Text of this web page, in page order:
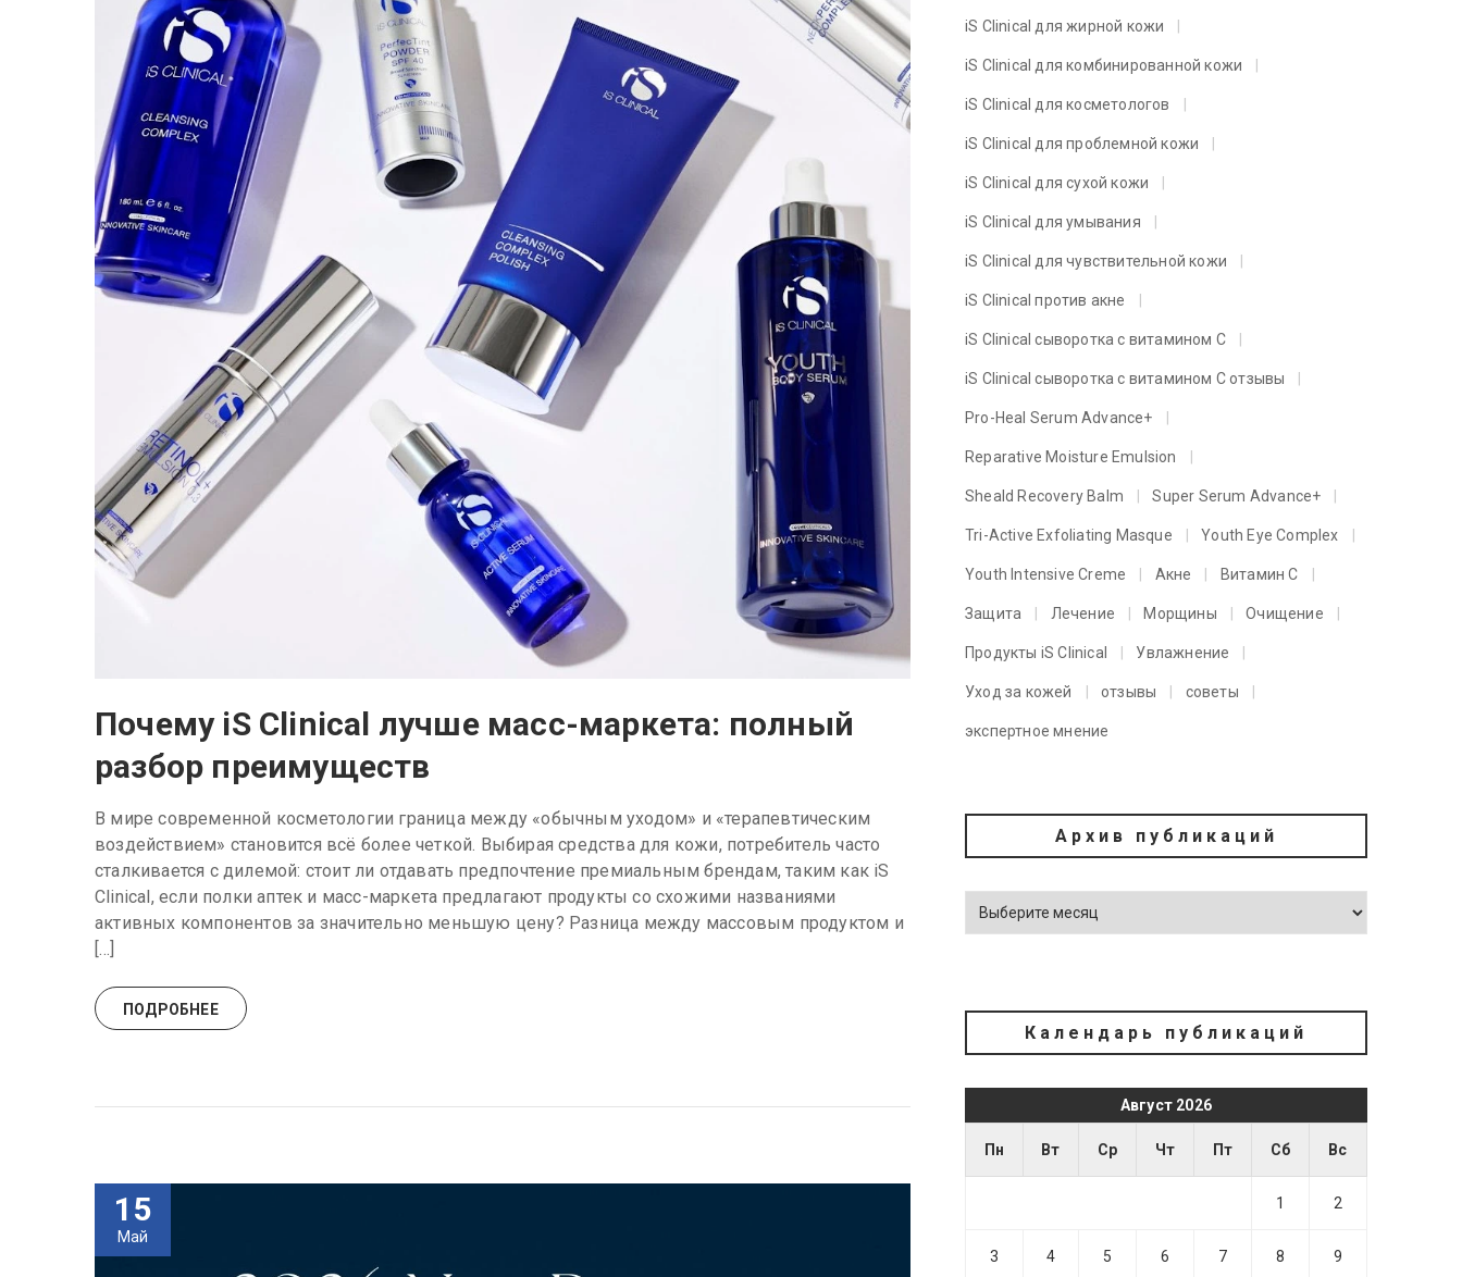
Почему iS Clinical лучше масс-маркета: полный
разбор преимуществ
В мире современной косметологии граница между «обычным уходом» и «терапевтическим
воздействием» становится всё более четкой. Выбирая средства для кожи, потребитель часто
сталкивается с дилемой: стоит ли отдавать предпочтение премиальным брендам, таким как iS
Clinical, если полки аптек и масс-маркета предлагают продукты со схожими названиями
активных компонентов за значительно меньшую цену? Разница между массовым продуктом и
[…]
ПОДРОБНЕЕ
15
Май
iS Clinical для жирной кожи
iS Clinical для комбинированной кожи
iS Clinical для косметологов
iS Clinical для проблемной кожи
iS Clinical для сухой кожи
iS Clinical для умывания
iS Clinical для чувствительной кожи
iS Clinical против акне
iS Clinical сыворотка с витамином C
iS Clinical сыворотка с витамином C отзывы
Pro-Heal Serum Advance+
Reparative Moisture Emulsion
Sheald Recovery Balm Super Serum Advance+
Tri-Active Exfoliating Masque Youth Eye Complex
Youth Intensive Creme Акне Витамин C
Защита Лечение Морщины Очищение
Продукты iS Clinical Увлажнение
Уход за кожей отзывы советы
экспертное мнение
Архив публикаций
Календарь публикаций
Август 2026
Пн Вт Ср Чт Пт Сб Вс
1 2
3 4 5 6 7 8 9